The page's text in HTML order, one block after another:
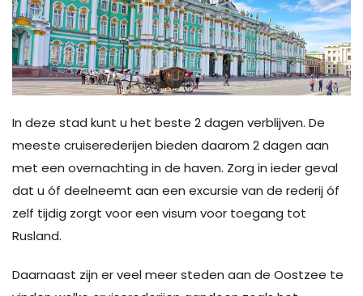
In deze stad kunt u het beste 2 dagen verblijven. De
meeste cruiserederijen bieden daarom 2 dagen aan
met een overnachting in de haven. Zorg in ieder geval
dat u óf deelneemt aan een excursie van de rederij óf
zelf tijdig zorgt voor een visum voor toegang tot
Rusland.
Daarnaast zijn er veel meer steden aan de Oostzee te